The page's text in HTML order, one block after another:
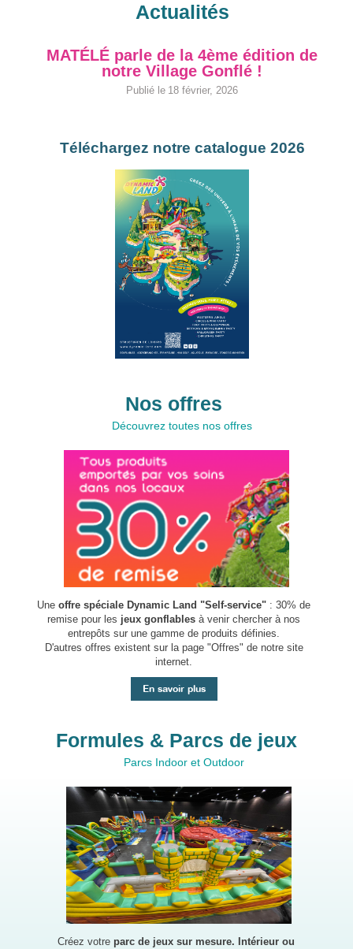
Actualités
MATÉLÉ parle de la 4ème édition de
notre Village Gonflé !
18 février, 2026
Téléchargez notre catalogue 2026
Nos offres
Découvrez toutes nos offres
Uneoffre spéciale Dynamic Land "Self-service" : 30% de
remise pour les jeux gonflables à venir chercher à nos
entrepôts sur une gamme de produits définies.
D'autres offres existent sur la page "Offres" de notre site
internet.
En savoir plus
Formules & Parcs de jeux
Parcs Indoor et Outdoor
Créez votre parc de jeux sur mesure. Intérieur ou